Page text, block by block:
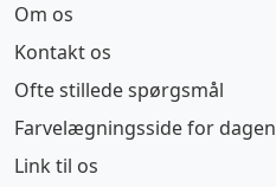
Om os
Kontakt os
Ofte stillede spørgsmål
Farvelægningsside for dagen
Link til os